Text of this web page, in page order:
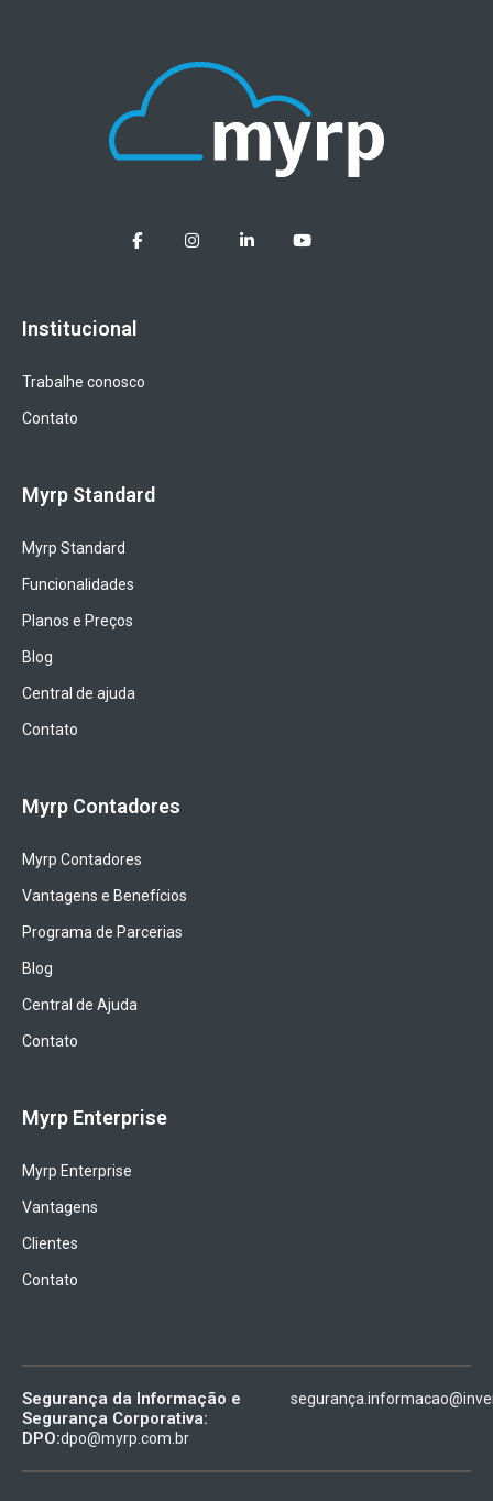
Institucional
Trabalhe conosco
Contato
Myrp Standard
Myrp Standard
Funcionalidades
Planos e Preços
Blog
Central de ajuda
Contato
Myrp Contadores
Myrp Contadores
Vantagens e Benefícios
Programa de Parcerias
Blog
Central de Ajuda
Contato
Myrp Enterprise
Myrp Enterprise
Vantagens
Clientes
Contato
Segurança da Informação e
Segurança Corporativa:
DPO:dpo@myrp.com.br